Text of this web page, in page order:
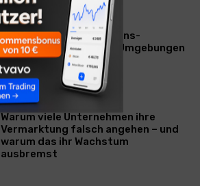
TECHNIK
SourcingBlox startet
CentaurNexus: Operations-
Plattform für Zscaler-Umgebungen
WERBUNG & MARKETING
Warum viele Unternehmen ihre
Vermarktung falsch angehen – und
warum das ihr Wachstum
ausbremst